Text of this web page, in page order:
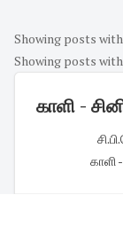
Showing posts
Showing posts
காளி -
காளி